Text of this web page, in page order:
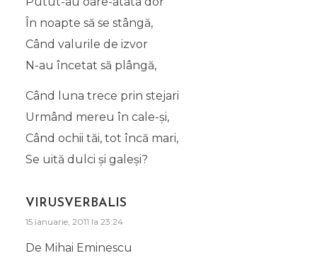
În noapte să se stângă,
Când valurile de izvor
N-au încetat să plângă,
Când luna trece prin stejari
Urmând mereu în cale-şi,
Când ochii tăi, tot încă mari,
Se uită dulci şi galeşi?
VIRUSVERBALIS
15 ianuarie, 2011 la 23:24
De Mihai Eminescu